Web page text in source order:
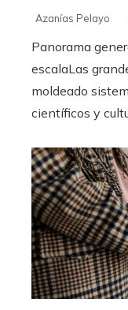
Azanías Pelayo
Panorama
escalaLas
moldeado
científicos y